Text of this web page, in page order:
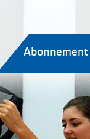
Abonnement